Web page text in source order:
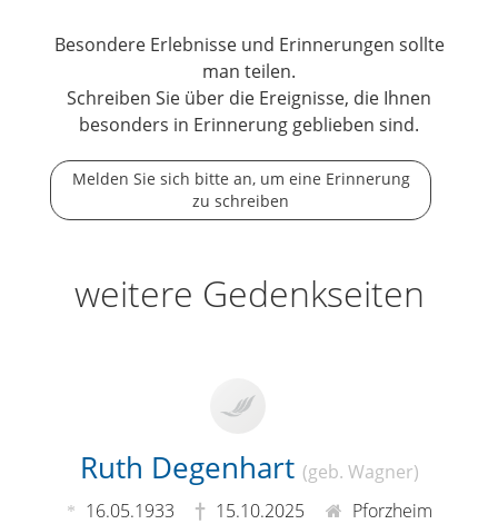
Besondere Erlebnisse und Erinnerungen sollte
man teilen.
Schreiben Sie über die Ereignisse, die Ihnen
besonders in Erinnerung geblieben sind.
Melden Sie sich bitte an, um eine Erinnerung
zu schreiben
weitere Gedenkseiten
Ruth Degenhart (geb. Wagner)
16.05.1933
15.10.2025 Pforzheim